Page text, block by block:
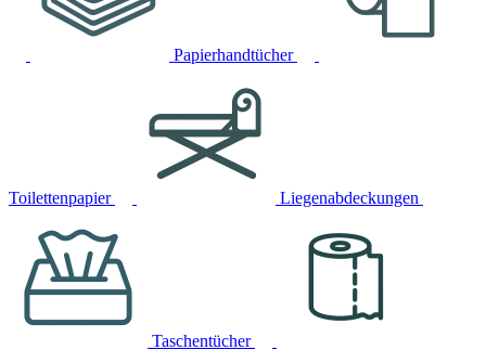
Papierhandtücher
Toilettenpapier Liegenabdeckungen
Taschentücher